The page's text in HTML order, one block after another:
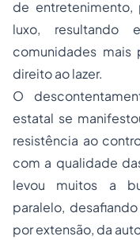
de entretenimento,
luxo, resultando
comunidades
direito ao lazer.
O
estatal se
resistência ao
com a qualidade
levou muitos a
paralelo,
por extensão, da